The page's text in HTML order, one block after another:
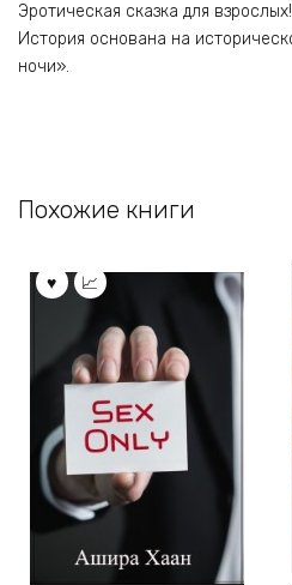
Эротическая сказка для взрослых!
История основана на
ночи».
Похожие книги